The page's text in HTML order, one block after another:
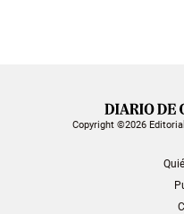
Copyright ©2026